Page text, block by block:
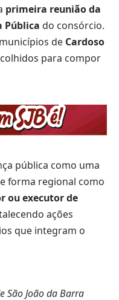
primeira reunião da
Pública do consórcio.
de Cardoso
para compor
pública como uma
forma regional como
ou executor de
ações
que integram o
São João da Barra